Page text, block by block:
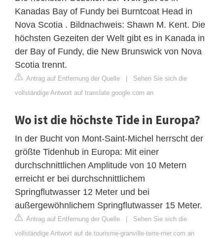
Kanadas Bay of Fundy bei Burntcoat Head in
Nova Scotia . Bildnachweis: Shawn M. Kent. Die
höchsten Gezeiten der Welt gibt es in Kanada in
der Bay of Fundy, die New Brunswick von Nova
Scotia trennt.
Antrag auf Entfernung der Quelle | Sehen Sie sich die
vollständige Antwort auf translate.google.com an
Wo ist die höchste Tide in Europa?
In der Bucht von Mont-Saint-Michel herrscht der
größte Tidenhub in Europa: Mit einer
durchschnittlichen Amplitude von 10 Metern
erreicht er bei durchschnittlichem
Springflutwasser 12 Meter und bei
außergewöhnlichem Springflutwasser 15 Meter.
Antrag auf Entfernung der Quelle | Sehen Sie sich die
vollständige Antwort auf de.tourisme-granville-terre-mer.com an